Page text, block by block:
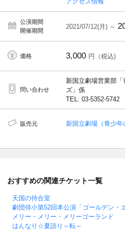
公演期間
開催期間
2021/07/12(月) ～
価格 3,000 円（税込)
問い合わせ
新国立劇場営業部
ズ」係
TEL: 03-5352-5742
販売元 新国立劇場（青少年
おすすめの関連チケット一覧
天国の待合室
劇団俳小第52回本公演「ゴールデン・
メリー・メリー・メリーゴーランド
はんなり☆夏語り～転～